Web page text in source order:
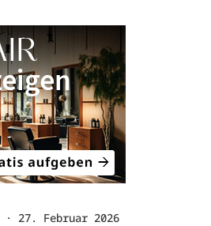
· 27. Februar 2026